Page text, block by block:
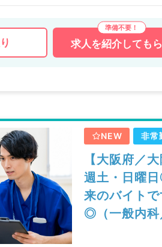
求人を紹介しても
NEW 非常
【大阪府／
週土・日曜
来のバイト
◎（一般内科